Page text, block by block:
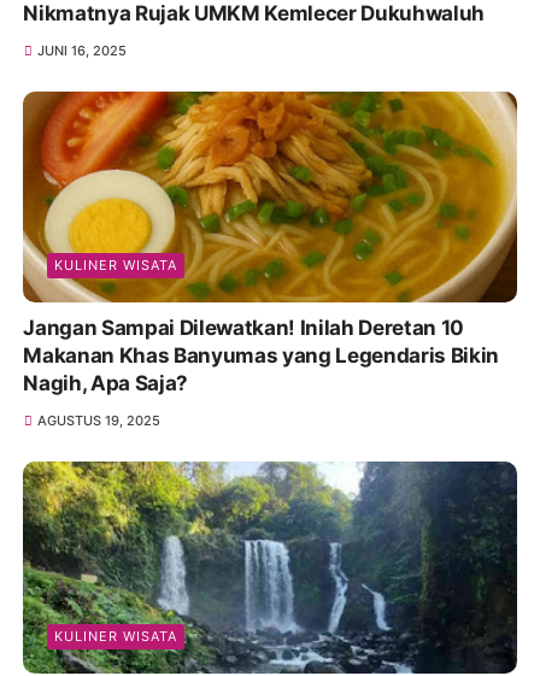
Nikmatnya Rujak UMKM Kemlecer Dukuhwaluh
JUNI 16, 2025
KULINER WISATA
Jangan Sampai Dilewatkan! Inilah Deretan 10
Makanan Khas Banyumas yang Legendaris Bikin
Nagih, Apa Saja?
AGUSTUS 19, 2025
KULINER WISATA